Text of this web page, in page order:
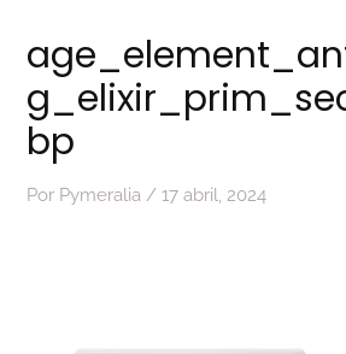
bp
Por Pymeralia /17 abril, 2024